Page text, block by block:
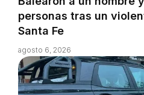
personas tras un
Santa Fe
agosto 6, 2026